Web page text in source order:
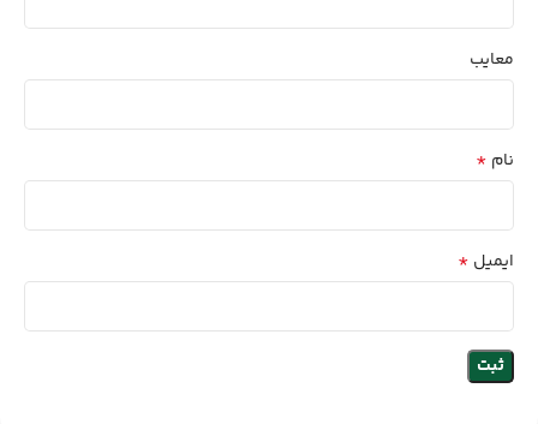
معایب
نام *
ایمیل *